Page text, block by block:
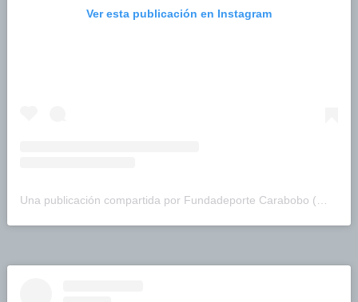
Ver esta publicación en Instagram
Una publicación compartida por Fundadeporte Carabobo (@fundadeporte)